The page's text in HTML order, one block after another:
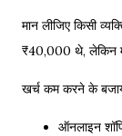
मान लीजिए किसी
₹40,000 थे, लेकिन
खर्च कम करने के
ऑनलाइन